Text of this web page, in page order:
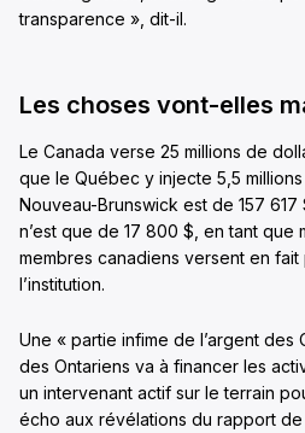
transparence », dit-il.
Les choses vont-elles
Le Canada verse 25 millions de
que le Québec y injecte 5,5
Nouveau-Brunswick est de 157
n’est que de 17 800 $, en tant que
membres canadiens versent en
l’institution.
Une « partie infime de l’argent
des Ontariens va à financer les
un intervenant actif sur le terrain
écho aux révélations du rapport